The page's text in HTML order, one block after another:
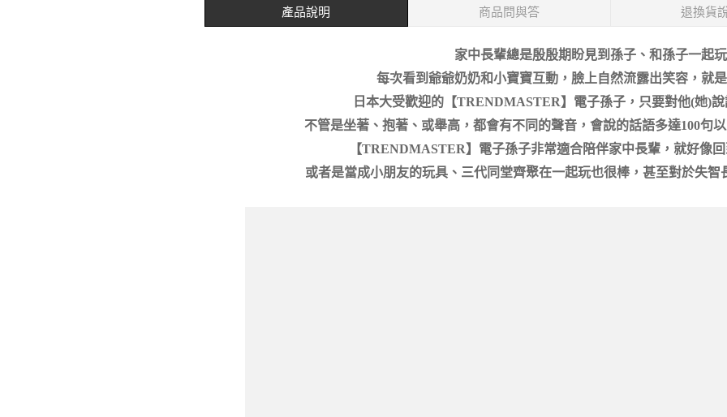
產品說明 商品問與答 退換貨
家中長輩總是殷殷期盼見到孫子、和孫子一起
每次看到爺爺奶奶和小寶寶互動，臉上自然流露出笑容，就
日本大受歡迎的【TRENDMASTER】電子孫子，只要對他(她)
不管是坐著、抱著、或舉高，都會有不同的聲音，會說的話語多達100句
【TRENDMASTER】電子孫子非常適合陪伴家中長輩，就好像
或者是當成小朋友的玩具、三代同堂齊聚在一起玩也很棒，甚至對於失智